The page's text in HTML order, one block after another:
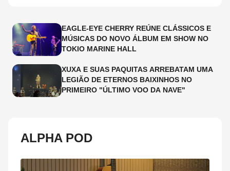
EAGLE-EYE CHERRY REÚNE CLÁSSICOS E
MÚSICAS DO NOVO ÁLBUM EM SHOW NO
TOKIO MARINE HALL
XUXA E SUAS PAQUITAS ARREBATAM UMA
LEGIÃO DE ETERNOS BAIXINHOS NO
PRIMEIRO "ÚLTIMO VOO DA NAVE"
ALPHA POD